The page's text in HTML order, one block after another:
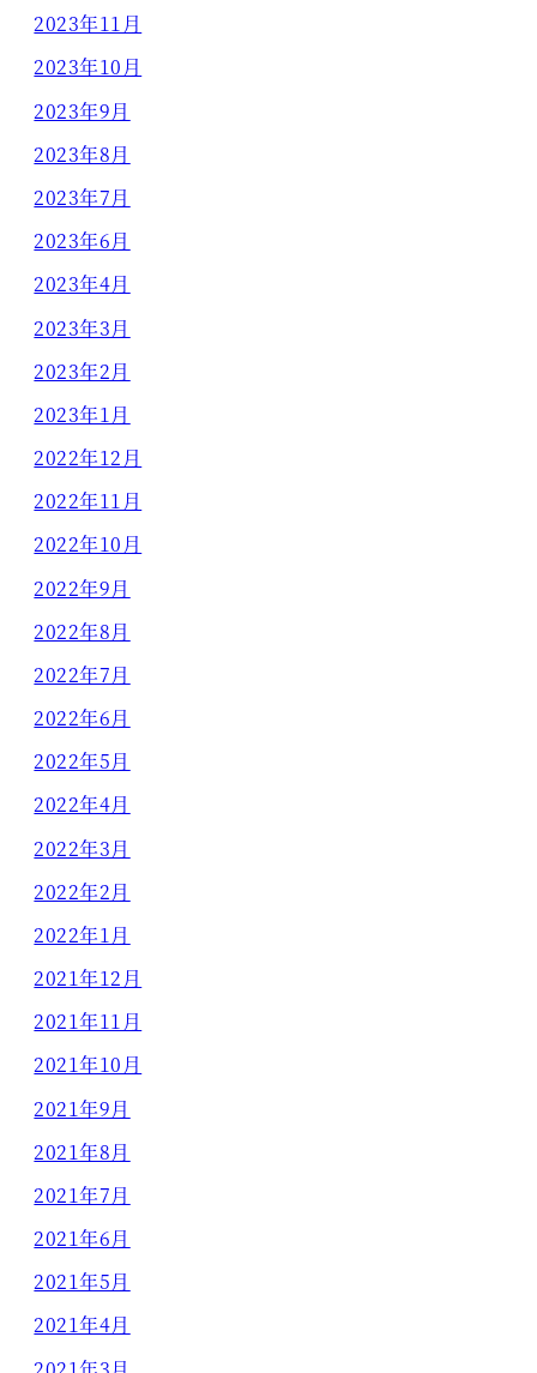
2023年11月
2023年10月
2023年9月
2023年8月
2023年7月
2023年6月
2023年4月
2023年3月
2023年2月
2023年1月
2022年12月
2022年11月
2022年10月
2022年9月
2022年8月
2022年7月
2022年6月
2022年5月
2022年4月
2022年3月
2022年2月
2022年1月
2021年12月
2021年11月
2021年10月
2021年9月
2021年8月
2021年7月
2021年6月
2021年5月
2021年4月